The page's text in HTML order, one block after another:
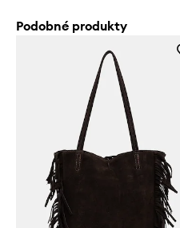
Podobné produkty